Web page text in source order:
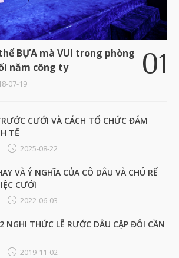
BỰA mà VUI trong phòng
năm công ty
07-19
CƯỚI VÀ CÁCH TỔ CHỨC ĐÁM
TẾ
2025-08-22
VÀ Ý NGHĨA CỦA CÔ DÂU VÀ CHÚ RỂ
CƯỚI
2022-06-03
NGHI THỨC LỄ RƯỚC DÂU CẶP ĐÔI CẦN
2019-11-02